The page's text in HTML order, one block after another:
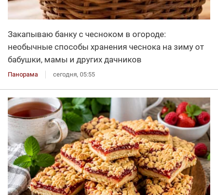
Закапываю банку с чесноком в огороде:
необычные способы хранения чеснока на зиму от
бабушки, мамы и других дачников
Панорама сегодня, 05:55